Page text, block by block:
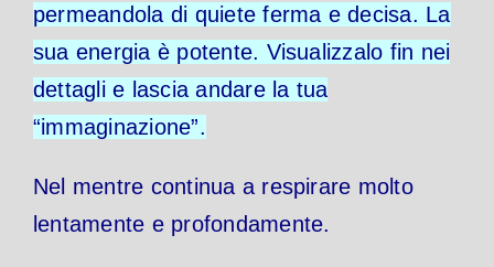
permeandola di quiete ferma e decisa. La
sua energia è potente. Visualizzalo fin nei
dettagli e lascia andare la tua
“immaginazione”.
Nel mentre continua a respirare molto
lentamente e profondamente.